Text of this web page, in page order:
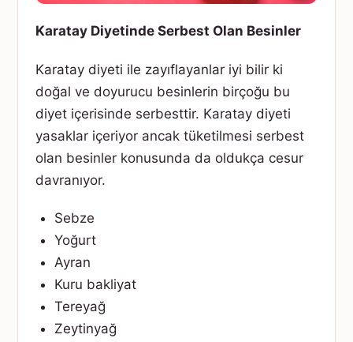
Karatay Diyetinde Serbest Olan Besinler
Karatay diyeti ile zayıflayanlar iyi bilir ki
doğal ve doyurucu besinlerin birçoğu bu
diyet içerisinde serbesttir. Karatay diyeti
yasaklar içeriyor ancak tüketilmesi serbest
olan besinler konusunda da oldukça cesur
davranıyor.
Sebze
Yoğurt
Ayran
Kuru bakliyat
Tereyağ
Zeytinyağ